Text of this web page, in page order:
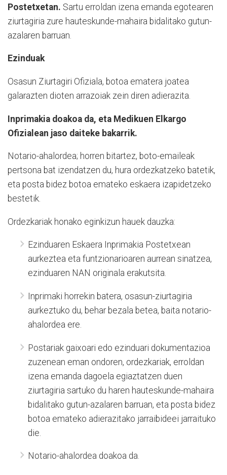
Postetxetan. Sartu erroldan izena emanda egotearen
ziurtagiria zure hauteskunde-mahaira bidalitako gutun-
azalaren barruan.
Ezinduak
Osasun Ziurtagiri Ofiziala, botoa ematera joatea
galarazten dioten arrazoiak zein diren adierazita.
Inprimakia doakoa da, eta Medikuen Elkargo
Ofizialean jaso daiteke bakarrik.
Notario-ahalordea; horren bitartez, boto-emaileak
pertsona bat izendatzen du, hura ordezkatzeko batetik,
eta posta bidez botoa emateko eskaera izapidetzeko
bestetik.
Ordezkariak honako eginkizun hauek dauzka:
Ezinduaren Eskaera Inprimakia Postetxean
aurkeztea eta funtzionarioaren aurrean sinatzea,
ezinduaren NAN originala erakutsita.
Inprimaki horrekin batera, osasun-ziurtagiria
aurkeztuko du, behar bezala betea, baita notario-
ahalordea ere.
Postariak gaixoari edo ezinduari dokumentazioa
zuzenean eman ondoren, ordezkariak, erroldan
izena emanda dagoela egiaztatzen duen
ziurtagiria sartuko du haren hauteskunde-mahaira
bidalitako gutun-azalaren barruan, eta posta bidez
botoa emateko adierazitako jarraibideei jarraituko
die.
Notario-ahalordea doakoa da.